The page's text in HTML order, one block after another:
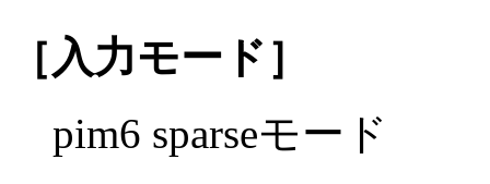
［入力モード］
pim6 sparseモード